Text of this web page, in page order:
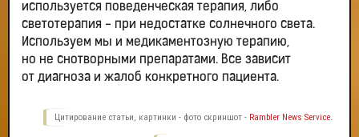
используется поведенческая терапия, либо
светотерапия - при недостатке солнечного света.
Используем мы и медикаментозную терапию,
но не снотворными препаратами. Все зависит
от диагноза и жалоб конкретного пациента.
Цитирование статьи, картинки - фото скриншот - Rambler News Service.